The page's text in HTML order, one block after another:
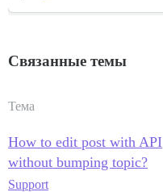
Связанные темы
Тема
How to edit post with API
without bumping topic?
Support